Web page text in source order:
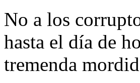
No a los
hasta el día de
tremenda